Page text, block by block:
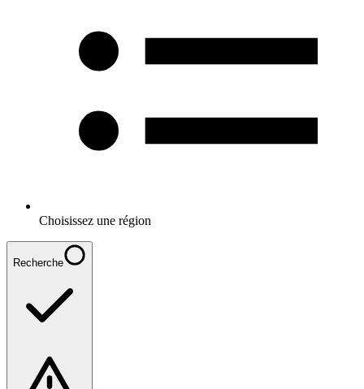
Choisissez une région
Recherche